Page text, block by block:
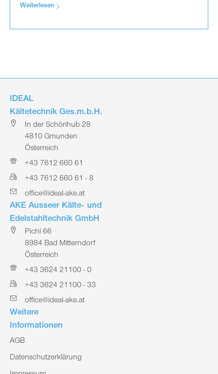
Weiterlesen
IDEAL
Kältetechnik Ges.m.b.H.
In der Schörihub 28
4810 Gmunden
Österreich
+43 7612 660 61
+43 7612 660 61 - 8
office@ideal-ake.at
AKE Ausseer Kälte- und
Edelstahltechnik GmbH
Pichl 66
8984 Bad Mitterndorf
Österreich
+43 3624 21100 - 0
+43 3624 21100 - 33
office@ideal-ake.at
Weitere
Informationen
AGB
Datenschutzerklärung